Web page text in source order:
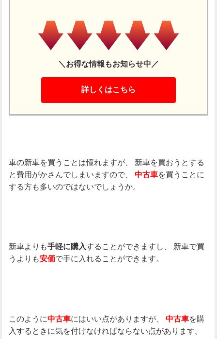
＼お得な情報もお知らせ中／
詳しくはこちら
車の新車を買うことは憧れますが、
新車を買おうとする
と費用がかさんでしまいますので、
中古車を買うことに
する方も多いのではないでしょうか。
新車よりも手軽に購入することができますし、
新車で買
うよりも安価で手に入れることができます。
このように中古車にはいい点がありますが、 中古車を購
入するときに気を付けなければならない点があります。